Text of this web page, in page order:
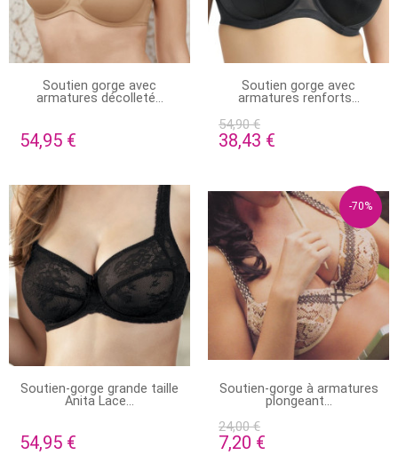
PRODUIT DISPONIBLE AVEC
D'AUTRES OPTIONS
Soutien gorge avec
armatures décolleté...
54,95 €
STOCK ÉPUISÉ
Soutien gorge avec
armatures renforts...
54,90 €
38,43 €
STOCK ÉPUISÉ
Soutien-gorge grande taille
Anita Lace...
54,95 €
-70%
PRODUIT DISPONIBLE AVEC
D'AUTRES OPTIONS
Soutien-gorge à armatures
plongeant...
24,00 €
7,20 €